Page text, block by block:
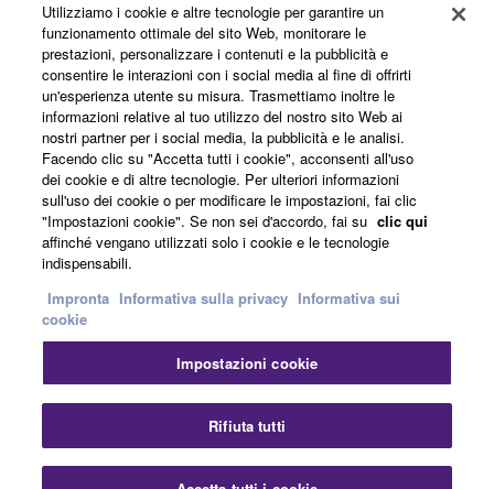
Informazioni su Yamaha
Italia - Italian
Affari
ContattiTermini di utilizzoInformativa sulla privacy
Informativa sui cookieImpronta
© Yamaha Corporation.
Utilizziamo i cookie e altre tecnologie per garantire un
funzionamento ottimale del sito Web, monitorare le
prestazioni, personalizzare i contenuti e la pubblicità e
consentire le interazioni con i social media al fine di offrirti
un'esperienza utente su misura. Trasmettiamo inoltre le
informazioni relative al tuo utilizzo del nostro sito Web ai
nostri partner per i social media, la pubblicità e le analisi.
Facendo clic su "Accetta tutti i cookie", acconsenti all'uso
dei cookie e di altre tecnologie. Per ulteriori informazioni
sull'uso dei cookie o per modificare le impostazioni, fai clic
"Impostazioni cookie". Se non sei d'accordo, fai su clic qui
affinché vengano utilizzati solo i cookie e le tecnologie
indispensabili.
Impronta Informativa sulla privacy Informativa sui
cookie
Impostazioni cookie
Rifiuta tutti